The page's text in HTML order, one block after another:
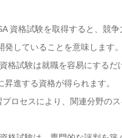
資格試験を取得すると、競
発していることを意味します
格試験は就職を容易にする
進する資格が得られます。
ロセスにより、関連分野の